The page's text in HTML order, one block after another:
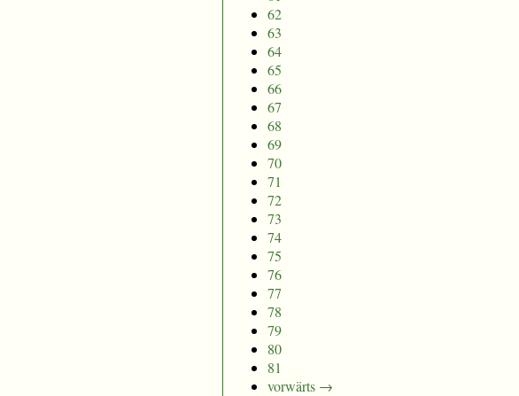
62
63
64
65
66
67
68
69
70
71
72
73
74
75
76
77
78
79
80
81
vorwärts →